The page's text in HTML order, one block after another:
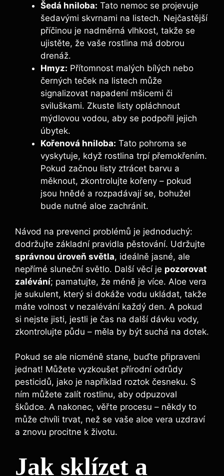
Šedá hniloba: Tato nemoc se projevuje
šedavými skvrnami na listech. Nejčastější
příčinou je nadměrná vlhkost, takže se
ujistěte, že vaše rostlina má dobrou
drenáž.
Hmyz: Přítomnost malých bílých nebo
černých teček na listech může
signalizovat napadení mšicemi či
sviluškami. Zkuste listy opláchnout
mýdlovou vodou, aby se podpořil jejich
úbytek.
Kořenová hniloba: Tato pohroma se
vyskytuje, když rostlina trpí přemokřením.
Pokud začnou listy ztrácet barvu a
měknout, zkontrolujte kořeny – pokud
jsou hnědé a rozpadávají se, bohužel
bude nutné aloe zachránit.
Návod na prevenci problémů je jednoduchý:
dodržujte základní pravidla pěstování. Udržujte
správnou úroveň světla, ideálně jasné, ale
nepřímé sluneční světlo. Další věcí je pozorovat
zalévání; pamatujte, že méně je více. Aloe vera
je sukulent, který si dokáže vodu ukládat, takže
máte volnost v nezalévání každý den. A pokud
si nejste jisti, jestli je čas na další dávku vody,
zkontrolujte půdu – měla by být suchá na dotek.
Pokud se ale nicméně stane, buďte připraveni
jednat! Můžete vyzkoušet přírodní odrůdy
pesticidů, jako je například roztok česneku. S
ním můžete zalít rostlinu, aby odpuzoval
škůdce. A nakonec, věřte procesu – někdy to
může chvíli trvat, než se vaše aloe vera uzdraví
a znovu procitne k životu.
Jak sklízet a